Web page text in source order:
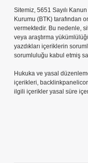
Sitemiz, 5651 Sayılı
Kurumu (BTK) tarafından
vermektedir. Bu nedenle,
veya araştırma
yazdıkları içeriklerin
sorumluluğu kabul etmiş
Hukuka ve yasal
içerikleri,
ilgili içerikler yasal süre